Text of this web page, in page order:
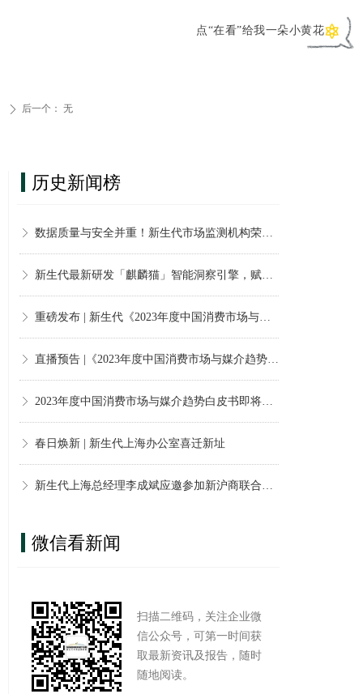
点“在看”给我一朵小黄花
ꄲ 后一个： 无
ꁕ
ꁕ
ꁕ
ꁕ
ꁕ
ꁕ
ꁕ 春日焕新 | 新生代上海办公室喜迁新址
ꁕ
ꁕ
ꁕ
ꁕ
ꁕ
ꁕ
ꁕ
ꁕ
ꁕ 2021 经济事件对中产人群购车行为的影响
ꁕ
ꁕ 2021 经济事件影响下中产人群投资与储蓄的变化
ꁕ 历史新闻榜
微信看新闻
扫描二维码，关注企业微
信公众号，可第一时间获
取最新资讯及报告，随时
随地阅读。